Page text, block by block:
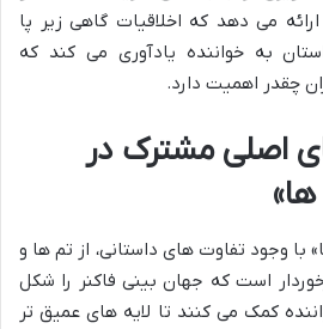
می دهد که اخلاقیات گاهی زیر پا
به خواننده یادآوری می کند که
چقدر اهمیت دارد.
اصلی مشترک در
وجود تفاوت های داستانی، از تم ها و
است که جهان بینی فاکنر را شکل
کمک می کنند تا لایه های عمیق تر